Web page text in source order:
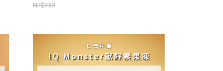
NT$350